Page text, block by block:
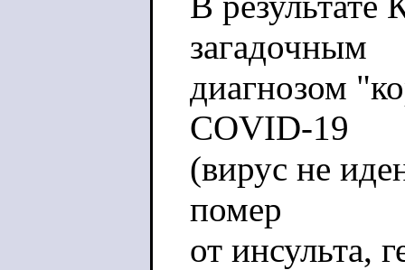
загадочным
диагнозом
COVID-19
(вирус не
помер
от инсульта,